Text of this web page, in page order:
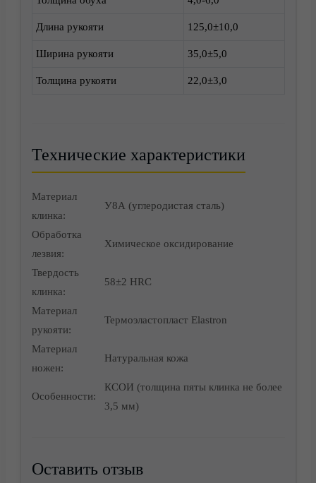
Корзина
Длина рукояти 125,0±10,0
Ширина рукояти 35,0±5,0
Толщина рукояти 22,0±3,0
Технические характеристики
Материал
клинка:
У8А (углеродистая сталь)
Обработка
лезвия:
Химическое оксидирование
Твердость
клинка:
58±2 HRC
Материал
рукояти:
Термоэластопласт Elastron
Материал
ножен:
Натуральная кожа
Особенности:
КСОИ (толщина пяты клинка не более
3,5 мм)
Оставить отзыв